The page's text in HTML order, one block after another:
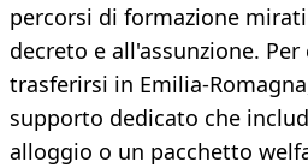
percorsi di formazione
decreto e all'assunzione.
trasferirsi in Emilia-
supporto dedicato che
alloggio o un pacchetto